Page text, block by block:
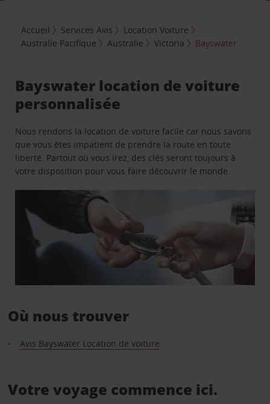
Accueil Services Avis
Location Voiture
Australie Pacifique
Australie Victoria Bayswater
Bayswater location de voiture
personnalisée
Nous rendons la location de voiture facile car nous savons
que vous êtes impatient de prendre la route en toute
liberté. Partout où vous irez, des clés seront toujours à
votre disposition pour vous faire découvrir le monde.
Où nous trouver
Avis Bayswater Location de voiture
Votre voyage commence ici.